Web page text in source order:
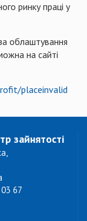
ринку праці у
облаштування
на сайті
placeinvalid
зайнятості
67